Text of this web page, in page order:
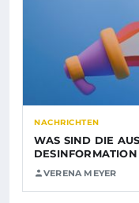
NACHRICHTEN
WAS SIND DIE
VERENA MEYER